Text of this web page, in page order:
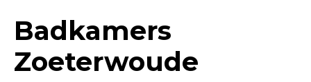
Badkamers
Zoeterwoude